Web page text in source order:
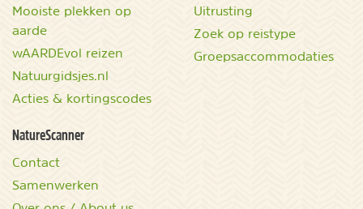
Mooiste plekken op
aarde
wAARDEvol reizen
Natuurgidsjes.nl
Acties & kortingscodes
Uitrusting
Zoek op reistype
Groepsaccommodaties
NatureScanner
Contact
Samenwerken